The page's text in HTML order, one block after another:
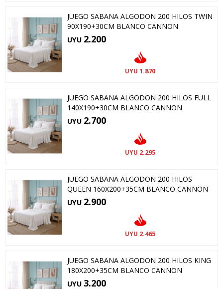
JUEGO SABANA ALGODON 200 HILOS TWIN
90X190+30CM BLANCO CANNON
UYU 2.200
UYU 1.870
JUEGO SABANA ALGODON 200 HILOS FULL
140X190+30CM BLANCO CANNON
UYU 2.700
UYU 2.295
JUEGO SABANA ALGODON 200 HILOS
QUEEN 160X200+35CM BLANCO CANNON
UYU 2.900
UYU 2.465
JUEGO SABANA ALGODON 200 HILOS KING
180X200+35CM BLANCO CANNON
UYU 3.200